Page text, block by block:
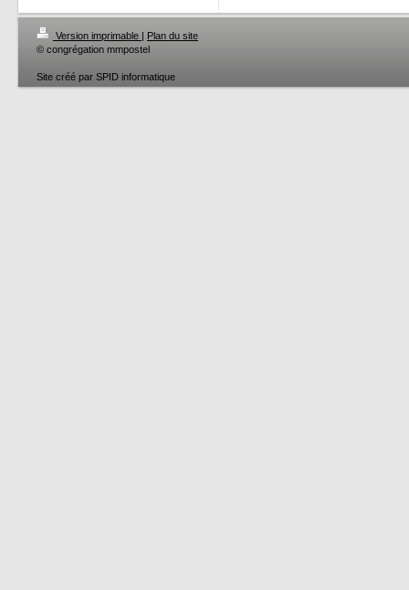
Version imprimable | Plan du site
© congrégation mmpostel
Site créé par SPID informatique